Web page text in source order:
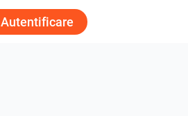
Autentificare